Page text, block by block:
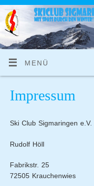
MENÜ
Impressum
Ski Club Sigmaringen e.V.
Rudolf Höll
Fabrikstr. 25
72505 Krauchenwies